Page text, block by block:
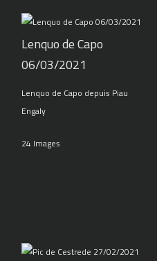
Lenquo de Capo
06/03/2021
Lenquo de Capo depuis Piau
Engaly
24 Images